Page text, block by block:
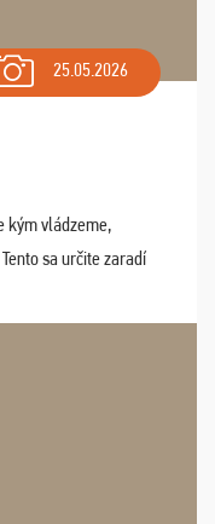
25.05.2026
kým vládzeme,
sa určite zaradí
parti ...